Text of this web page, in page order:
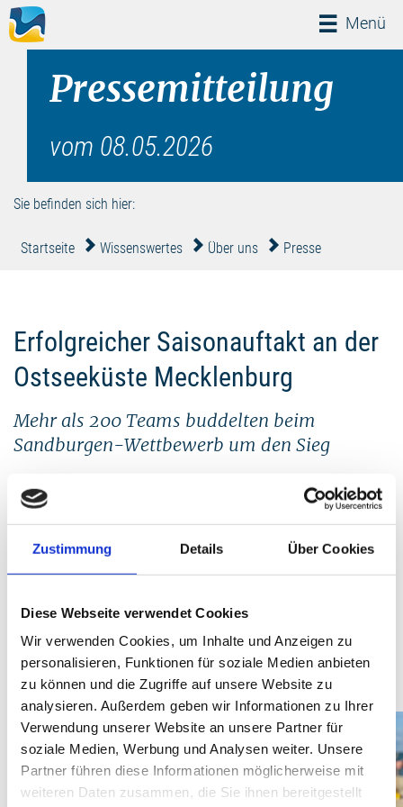
Zustimmung Details Über Cookies
Diese Webseite verwendet Cookies
Wir verwenden Cookies, um Inhalte und Anzeigen zu
personalisieren, Funktionen für soziale Medien anbieten
zu können und die Zugriffe auf unsere Website zu
analysieren. Außerdem geben wir Informationen zu Ihrer
Verwendung unserer Website an unsere Partner für
soziale Medien, Werbung und Analysen weiter. Unsere
Partner führen diese Informationen möglicherweise mit
weiteren Daten zusammen, die Sie ihnen bereitgestellt
Menü
Menü
Pressemitteilung
vom 08.05.2026
Sie befinden sich hier:
Startseite Wissenswertes Über uns Presse
Erfolgreicher Saisonauftakt an der
Ostseeküste Mecklenburg
Mehr als 200 Teams buddelten beim
Sandburgen-Wettbewerb um den Sieg
beeindruckender Kreativität ist der Saisonauftakt mit dem
gemeinsamen Sandburgen-Wettbewerb an der Ostseeküste
Mecklenburg am vergangenen Samstag, 2. Mai, erfolgreich
Über 200 Teams verwandeln 13 Strände in kreative
Insgesamt gingen etwas mehr als 200 Teams an den Start
und verwandelten die Strände von Boltenhagen bis Graal-
Müritz innerhalb von wenigen Stunden in fantasievolle
Landschaften aus Sand. „In Boltenhagen waren über 300
Menschen verteilt auf 50 Teams am Start und alle hatten
sichtlich Spaß“, so Milena Schwartz, Mitarbeiterin der
Kurverwaltung Boltenhagen. Von detailreichen Schlössern
weiterlesen
mehr anzeigen